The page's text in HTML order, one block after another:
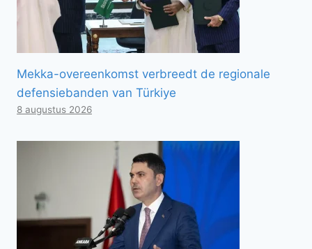
Mekka-overeenkomst verbreedt de regionale
defensiebanden van Türkiye
8 augustus 2026